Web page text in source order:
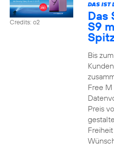
Credits: o2
DAS IST
Das
S9
Bis
Free M
Preis